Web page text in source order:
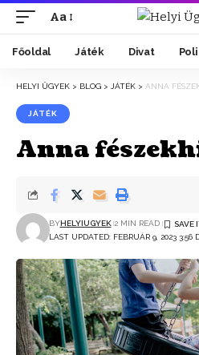
Aa
Főoldal Játék Divat
HELYI ÜGYEK > BLOG > JÁTÉK > ANNA
JÁTÉK
Anna
LAST UPDATED: FEBRUÁR 9, 2023 3:56
BYHELYIUGYEK 2 MIN READ